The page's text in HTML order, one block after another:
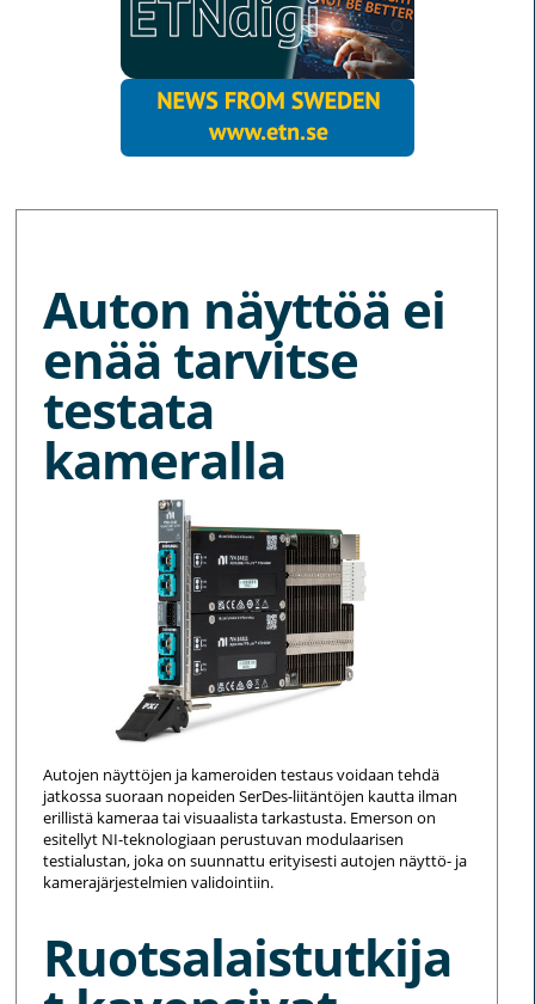
Auton näyttöä ei
enää tarvitse
testata
kameralla
Autojen näyttöjen ja kameroiden testaus voidaan tehdä
jatkossa suoraan nopeiden SerDes-liitäntöjen kautta ilman
erillistä kameraa tai visuaalista tarkastusta. Emerson on
esitellyt NI-teknologiaan perustuvan modulaarisen
testialustan, joka on suunnattu erityisesti autojen näyttö- ja
kamerajärjestelmien validointiin.
Ruotsalaistutkija